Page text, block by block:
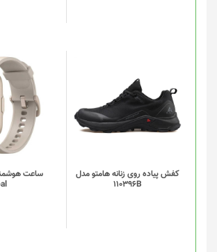
کفش پیاده روی زنانه هامتو مدل
110396B
محصول
دارای
انواع
مختلفی
گزینه
ها